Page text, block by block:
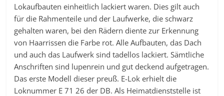
Lokaufbauten einheitlich lackiert waren. Dies gilt auch
für die Rahmenteile und der Laufwerke, die schwarz
gehalten waren, bei den Rädern diente zur Erkennung
von Haarrissen die Farbe rot. Alle Aufbauten, das Dach
und auch das Laufwerk sind tadellos lackiert. Sämtliche
Anschriften sind lupenrein und gut deckend aufgetragen.
Das erste Modell dieser preuß. E-Lok erhielt die
Loknummer E 71 26 der DB. Als Heimatdienststelle ist